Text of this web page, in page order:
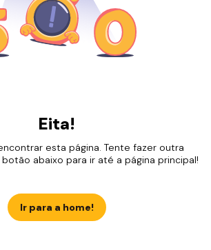
Eita!
esta página. Tente fazer outra
abaixo para ir até a página principal!
Ir para a home!